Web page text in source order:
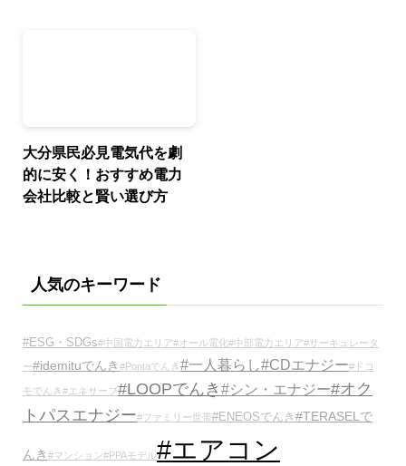
大分県民必見電気代を劇
的に安く！おすすめ電力
会社比較と賢い選び方
人気のキーワード
#ESG・SDGs#中国電力エリア#オール電化#中部電力エリア#サーキュレータ
ー#idemituでんき #Pontaでんき #一人暮らし#CDエナジー#ドコ
モでんき #エネサーブ#LOOPでんき #シン・エナジー#オク
トパスエナジー#ファミリー世帯#ENEOSでんき #TERASELで
んき #マンション#PPAモデル#エアコン